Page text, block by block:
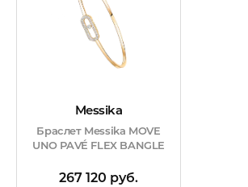
Messika
Браслет Messika MOVE
UNO PAVÉ FLEX BANGLE
267 120 руб.